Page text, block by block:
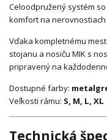
Celoodpružený systém
komfort na
Vďaka kompletnému
stojanu a nosiču MIK s
pripravený na
Dostupné farby:
Veľkosti rámu: S, M, L, XL
Technická